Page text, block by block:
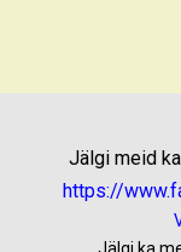
Jälgi meid
https://